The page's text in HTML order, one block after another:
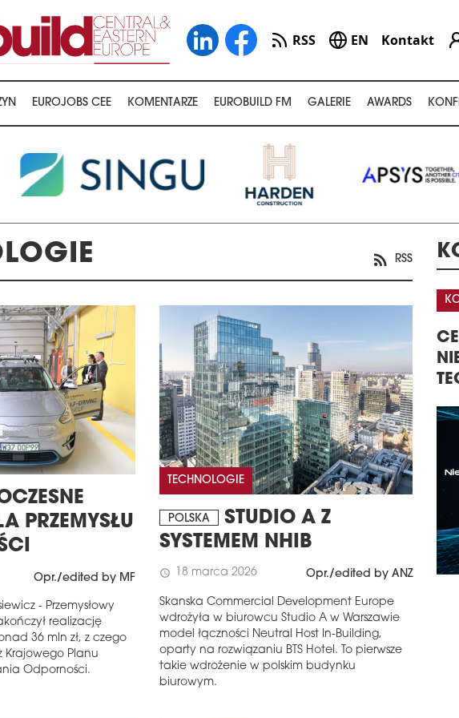
RSS EN Kontakt
EUROJOBS CEE KOMENTARZE EUROBUILD FM GALERIE AWARDS
RSS
PRZEMYSŁU
Opr./edited by MF
- Przemysłowy
realizację
36 mln zł, z czego
Krajowego Planu
Odporności.
TECHNOLOGIE
POLSKA
STUDIO A Z
SYSTEMEM NHIB
schedule 18 marca 2026 Opr./edited by ANZ
Skanska Commercial Development Europe
wdrożyła w biurowcu Studio A w Warszawie
model łączności Neutral Host In-Building,
oparty na rozwiązaniu BTS Hotel. To pierwsze
takie wdrożenie w polskim budynku
biurowym.
I LOGISTYKI W
CEE
CENTRA DANYCH –
NIERUCHOMOŚCI,
TECHNOLOGIE, INWESTYCJE